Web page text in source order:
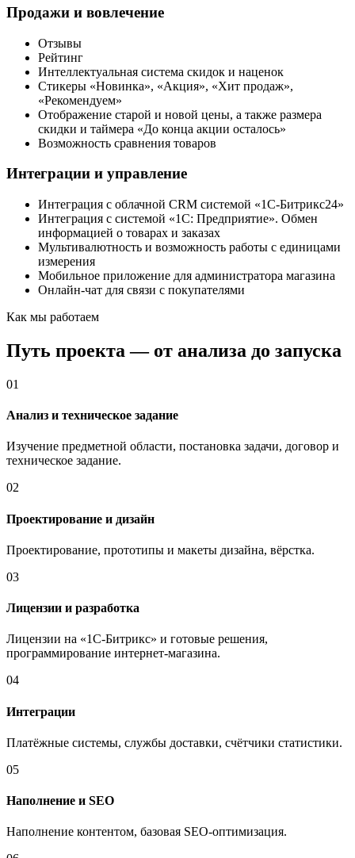
Продажи и вовлечение
Отзывы
Рейтинг
Интеллектуальная система скидок и наценок
Стикеры «Новинка», «Акция», «Хит продаж»,
«Рекомендуем»
Отображение старой и новой цены, а также размера
скидки и таймера «До конца акции осталось»
Возможность сравнения товаров
Интеграции и управление
Интеграция с облачной CRM системой «1С-Битрикс24»
Интеграция с системой «1С: Предприятие». Обмен
информацией о товарах и заказах
Мультивалютность и возможность работы с единицами
измерения
Мобильное приложение для администратора магазина
Онлайн-чат для связи с покупателями
Как мы работаем
Путь проекта — от анализа до запуска
01
Анализ и техническое задание
Изучение предметной области, постановка задачи, договор и
техническое задание.
02
Проектирование и дизайн
Проектирование, прототипы и макеты дизайна, вёрстка.
03
Лицензии и разработка
Лицензии на «1С-Битрикс» и готовые решения,
программирование интернет-магазина.
04
Интеграции
Платёжные системы, службы доставки, счётчики статистики.
05
Наполнение и SEO
Наполнение контентом, базовая SEO-оптимизация.